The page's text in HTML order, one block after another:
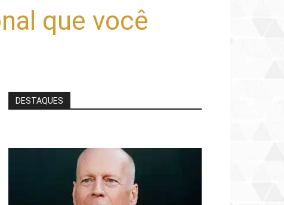
que você
DESTAQUES